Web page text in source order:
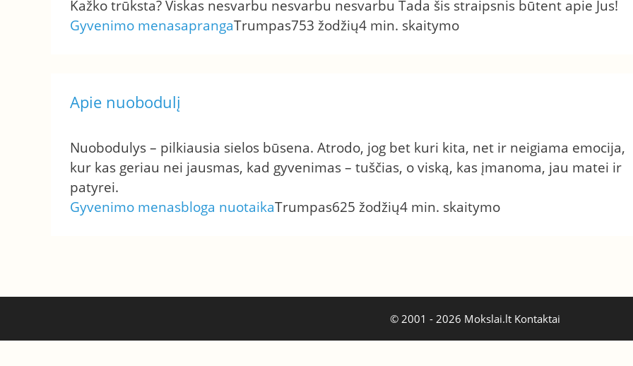
Kažko trūksta? Viskas nesvarbu nesvarbu nesvarbu Tada šis straipsnis būtent apie Jus!
Gyvenimo menasaprangaTrumpas753 žodžių4 min. skaitymo
Apie nuobodulį
Nuobodulys – pilkiausia sielos būsena. Atrodo, jog bet kuri kita, net ir neigiama emocija,
kur kas geriau nei jausmas, kad gyvenimas – tuščias, o viską, kas įmanoma, jau matei ir
patyrei.
Gyvenimo menasbloga nuotaikaTrumpas625 žodžių4 min. skaitymo
© 2001 - 2026 Mokslai.lt Kontaktai